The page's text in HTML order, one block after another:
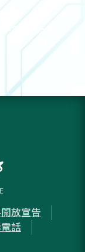
24:1,553
放宣告
話